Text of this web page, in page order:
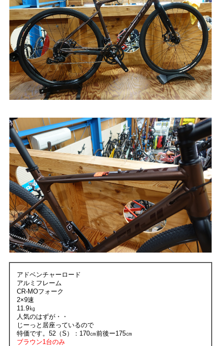
アドベンチャーロード
アルミフレーム
CR-MOフォーク
2×9速
11.9㎏
人気のはずが・・
じーっと居座っているので
特価です。52（S）：170㎝前後ー175㎝
ブラウン1台のみ